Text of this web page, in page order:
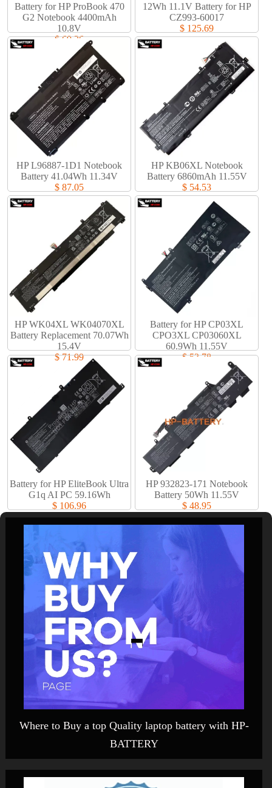
Battery for HP ProBook 470
G2 Notebook 4400mAh
10.8V
$ 69.36
12Wh 11.1V Battery for HP
CZ993-60017
$ 125.69
HP L96887-1D1 Notebook
Battery 41.04Wh 11.34V
$ 87.05
HP KB06XL Notebook
Battery 6860mAh 11.55V
$ 54.53
HP WK04XL WK04070XL
Battery Replacement 70.07Wh
15.4V
$ 71.99
Battery for HP CP03XL
CPO3XL CP03060XL
60.9Wh 11.55V
$ 53.78
Battery for HP EliteBook Ultra
G1q AI PC 59.16Wh
$ 106.96
HP 932823-171 Notebook
Battery 50Wh 11.55V
$ 48.95
Where to Buy a top Quality laptop battery with HP-
BATTERY